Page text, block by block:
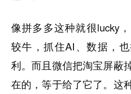
像拼多多这种就很lucky
较牛，抓住AI、数据，
利。而且微信把淘宝屏蔽
在的，等于给了它了。这